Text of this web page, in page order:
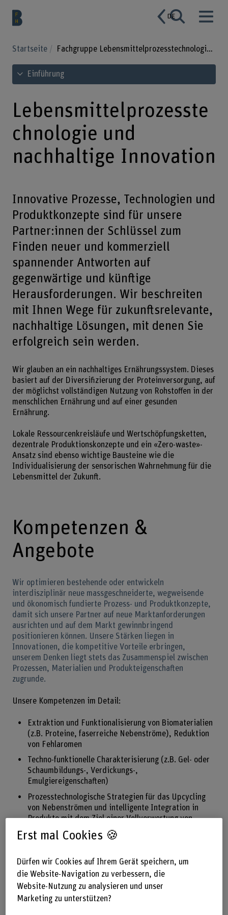
DE
Startseite Fachgruppe Lebensmittelprozesstechnologie und nachhaltige Innovation
Inhaltsverzeichnis ansehen
Einführung
Lebensmittelprozesste
chnologie und
nachhaltige Innovation
Innovative Prozesse, Technologien und
Produktkonzepte sind für unsere
Partner:innen der Schlüssel zum
Finden neuer und kommerziell
spannender Antworten auf
gegenwärtige und künftige
Herausforderungen. Wir beschreiten
mit Ihnen Wege für zukunftsrelevante,
nachhaltige Lösungen, mit denen Sie
erfolgreich sein werden.
Wir glauben an ein nachhaltiges Ernährungssystem. Dieses
basiert auf der Diversifizierung der Proteinversorgung, auf
der möglichst vollständigen Nutzung von Rohstoffen in der
menschlichen Ernährung und auf einer gesunden
Ernährung.
Lokale Ressourcenkreisläufe und Wertschöpfungsketten,
dezentrale Produktionskonzepte und ein «Zero-waste»-
Ansatz sind ebenso wichtige Bausteine wie die
Individualisierung der sensorischen Wahrnehmung für die
Lebensmittel der Zukunft.
Kompetenzen &
Angebote
Wir optimieren bestehende oder entwickeln
interdisziplinär neue massgeschneiderte, wegweisende
und ökonomisch fundierte Prozess- und Produktkonzepte,
damit sich unsere Partner auf neue Marktanforderungen
ausrichten und auf dem Markt gewinnbringend
positionieren können. Unsere Stärken liegen in
Innovationen, die kompetitive Vorteile erbringen,
unserem Denken liegt stets das Zusammenspiel zwischen
Prozessen, Materialien und Produkteigenschaften
zugrunde.
Unsere Kompetenzen im Detail:
Extraktion und Funktionalisierung von Biomaterialien
(z.B. Proteine, faserreiche Nebenströme), Reduktion
von Fehlaromen
Techno-funktionelle Charakterisierung (z.B. Gel- oder
Schaumbildungs-, Verdickungs-,
Emulgiereigenschaften)
Prozesstechnologische Strategien für das Upcycling
von Nebenströmen und intelligente Integration in
Produkte mit dem Ziel einer Vollverwertung von
Rohstoffen.
Vegane und vegetarische Produktkonzepte
Lean- und Clean-Label-Strategien
Erst mal Cookies 🍪
Dürfen wir Cookies auf Ihrem Gerät speichern, um
die Website-Navigation zu verbessern, die
Website-Nutzung zu analysieren und unser
Marketing zu unterstützen?